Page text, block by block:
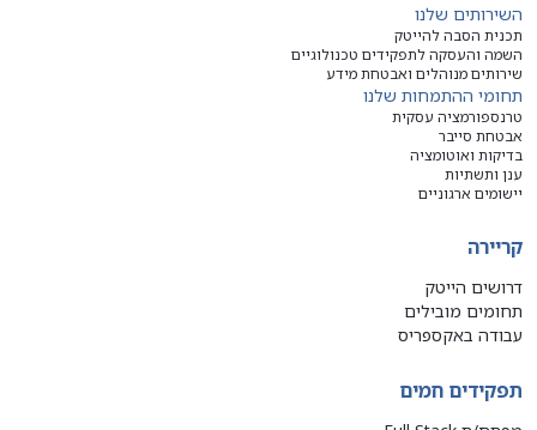
השירותים שלנו
תכנית הסבה להייטק
השמה והעסקה לתפקידים טכנולוגיים
שירותים מנוהלים ואבטחת מידע
תחומי ההתמחות שלנו
טרנספורמציה עסקית
אבטחת סייבר
בדיקות ואוטומציה
ענן ותשתיות
יישומים ארגוניים
קריירה
דרושים הייטק
תחומים מובילים
עבודה באקספריס
תפקידים חמים